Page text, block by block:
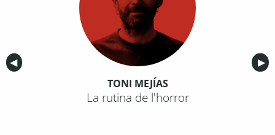
Anterior
◀︎ ▶︎
TONI MEJÍAS
La rutina de l'horror